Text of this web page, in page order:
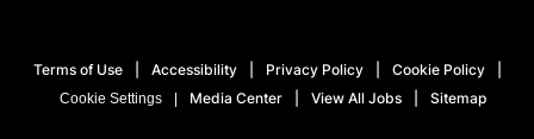
Terms of Use Accessibility Privacy Policy Cookie Policy
Cookie Settings Media Center View All Jobs Sitemap